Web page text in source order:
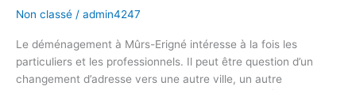
Non classé / admin4247
Le déménagement à Mûrs-Erigné intéresse à la fois les
particuliers et les professionnels. Il peut être question d’un
changement d’adresse vers une autre ville, un autre